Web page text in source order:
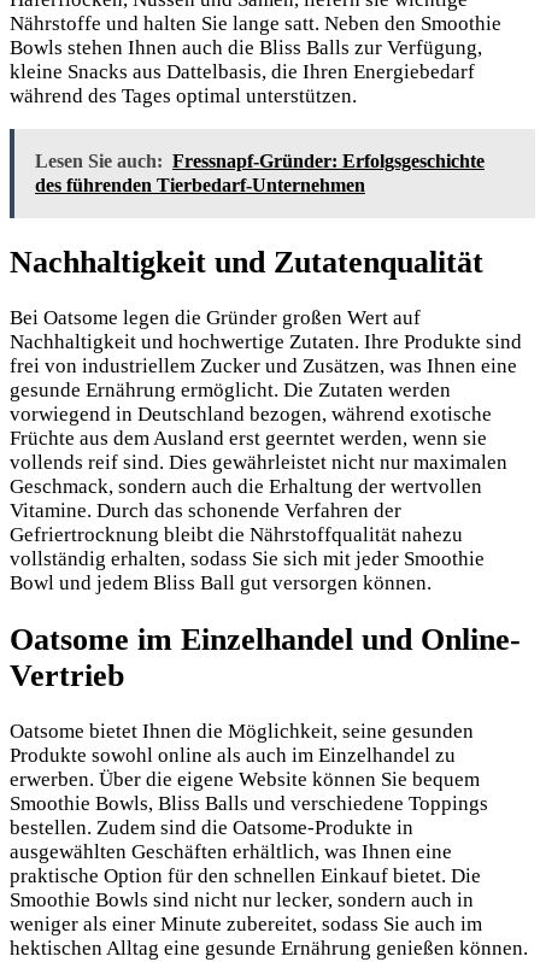
Nährstoffe und halten Sie lange satt. Neben den Smoothie
Bowls stehen Ihnen auch die Bliss Balls zur Verfügung,
kleine Snacks aus Dattelbasis, die Ihren Energiebedarf
während des Tages optimal unterstützen.
Lesen Sie auch: Fressnapf-Gründer: Erfolgsgeschichte
des führenden Tierbedarf-Unternehmen
Nachhaltigkeit und Zutatenqualität
Bei Oatsome legen die Gründer großen Wert auf
Nachhaltigkeit und hochwertige Zutaten. Ihre Produkte sind
frei von industriellem Zucker und Zusätzen, was Ihnen eine
gesunde Ernährung ermöglicht. Die Zutaten werden
vorwiegend in Deutschland bezogen, während exotische
Früchte aus dem Ausland erst geerntet werden, wenn sie
vollends reif sind. Dies gewährleistet nicht nur maximalen
Geschmack, sondern auch die Erhaltung der wertvollen
Vitamine. Durch das schonende Verfahren der
Gefriertrocknung bleibt die Nährstoffqualität nahezu
vollständig erhalten, sodass Sie sich mit jeder Smoothie
Bowl und jedem Bliss Ball gut versorgen können.
Oatsome im Einzelhandel und Online-
Vertrieb
Oatsome bietet Ihnen die Möglichkeit, seine gesunden
Produkte sowohl online als auch im Einzelhandel zu
erwerben. Über die eigene Website können Sie bequem
Smoothie Bowls, Bliss Balls und verschiedene Toppings
bestellen. Zudem sind die Oatsome-Produkte in
ausgewählten Geschäften erhältlich, was Ihnen eine
praktische Option für den schnellen Einkauf bietet. Die
Smoothie Bowls sind nicht nur lecker, sondern auch in
weniger als einer Minute zubereitet, sodass Sie auch im
hektischen Alltag eine gesunde Ernährung genießen können.